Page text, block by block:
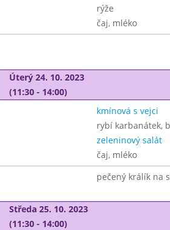
rýže
čaj, mléko
Úterý 24. 10. 2023
(11:30 - 14:00)
kmínová s vejci
rybí karbanátek,
zeleninový salát
čaj, mléko
pečený králík na
Středa 25. 10. 2023
(11:30 - 14:00)